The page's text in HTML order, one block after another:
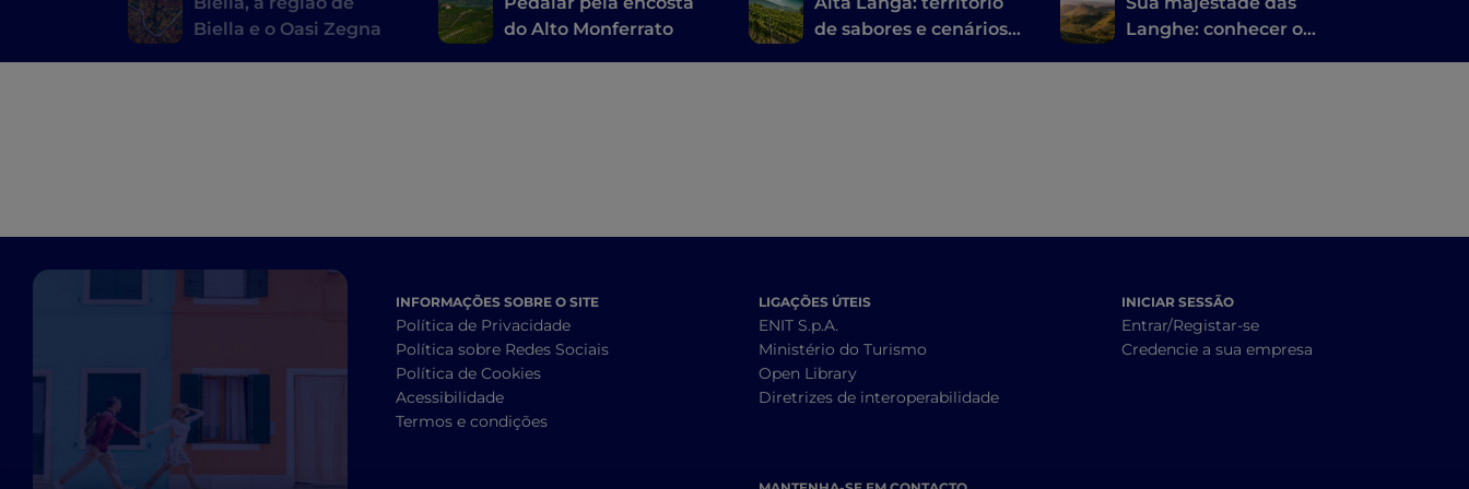
Biella e o Oasi Zegna
do Alto Monferrato
de sabores e cenários
Langhe: conhecer o
INFORMAÇÕES SOBRE O SITE
Política de Privacidade
Política sobre Redes Sociais
Política de Cookies
Acessibilidade
Termos e condições
LIGAÇÕES ÚTEIS
ENIT S.p.A.
Ministério do Turismo
Open Library
Diretrizes de interoperabilidade
INICIAR SESSÃO
Entrar/Registar-se
Credencie a sua empresa